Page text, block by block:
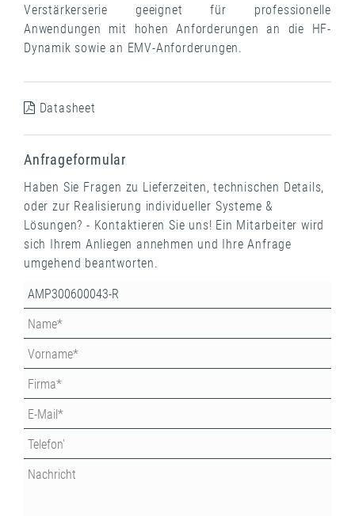
Verstärkerserie geeignet für professionelle
Anwendungen mit hohen Anforderungen an die HF-
Dynamik sowie an EMV-Anforderungen.
Datasheet
Anfrageformular
Haben Sie Fragen zu Lieferzeiten, technischen Details,
oder zur Realisierung individueller Systeme &
Lösungen? - Kontaktieren Sie uns! Ein Mitarbeiter wird
sich Ihrem Anliegen annehmen und Ihre Anfrage
umgehend beantworten.